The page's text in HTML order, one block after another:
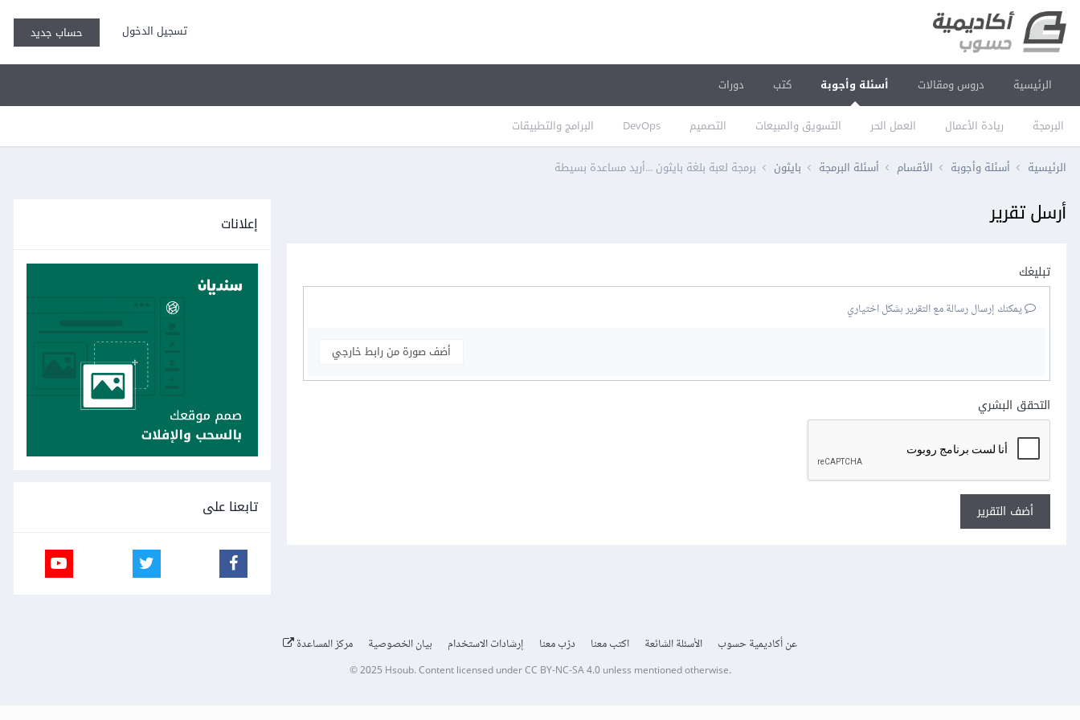
تسجيل الدخول حساب جديد
الرئيسية دروس ومقالات أسئلة وأجوبة
البرمجة ريادة الأعمال العمل الحر التسويق والمبيعات التصميم DevOps البرامج والتطبيقات
كتب دورات
الرئيسية أسئلة وأجوبة الأقسام أسئلة البرمجة بايثون برمجة لعبة بلغة بايثون ...أريد مساعدة بسيطة
أرسل تقرير
تبليغك
يمكنك إرسال رسالة مع التقرير بشكل اختياري
أضف صورة من رابط خارجي
التحقق البشري
أضف التقرير
إعلانات
تابعنا على
عن أكاديمية حسوب الأسئلة الشائعة اكتب معنا درّب معنا إرشادات الاستخدام بيان الخصوصية مركز المساعدة
© 2025 Hsoub.Content licensed underCC BY-NC-SA 4.0unless mentioned otherwise.